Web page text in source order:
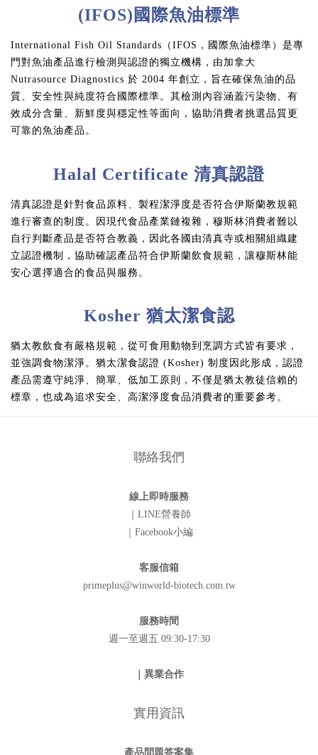
(IFOS)國際魚油標準
International Fish Oil Standards（IFOS，國際魚油標準）是專
門對魚油產品進行檢測與認證的獨立機構，由加拿大
Nutrasource Diagnostics 於 2004 年創立，旨在確保魚油的品
質、安全性與純度符合國際標準。其檢測內容涵蓋污染物、有
效成分含量、新鮮度與穩定性等面向，協助消費者挑選品質更
可靠的魚油產品。
Halal Certificate 清真認證
清真認證是針對食品原料、製程潔淨度是否符合伊斯蘭教規範
進行審查的制度。因現代食品產業鏈複雜，穆斯林消費者難以
自行判斷產品是否符合教義，因此各國由清真寺或相關組織建
立認證機制，協助確認產品符合伊斯蘭飲食規範，讓穆斯林能
安心選擇適合的食品與服務。
Kosher 猶太潔食認
猶太教飲食有嚴格規範，從可食用動物到烹調方式皆有要求，
並強調食物潔淨。猶太潔食認證 (Kosher) 制度因此形成，認證
產品需遵守純淨、簡單、低加工原則，不僅是猶太教徒信賴的
標章，也成為追求安全、高潔淨度食品消費者的重要參考。
聯絡我們
線上即時服務
｜LINE營養師
｜Facebook小編
客服信箱
primeplus@winworld-biotech.com.tw
服務時間
週一至週五 09:30-17:30
｜異業合作
實用資訊
產品問題答案集